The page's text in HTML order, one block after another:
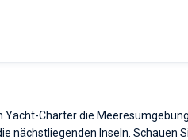
Yacht-Charter die
nächstliegenden Inseln. Schauen